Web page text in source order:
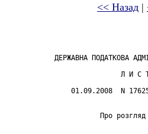
<< Назад |
ДЕРЖАВНА ПОДАТКОВА
Л И С
01.09.2008  N
Про розгляд